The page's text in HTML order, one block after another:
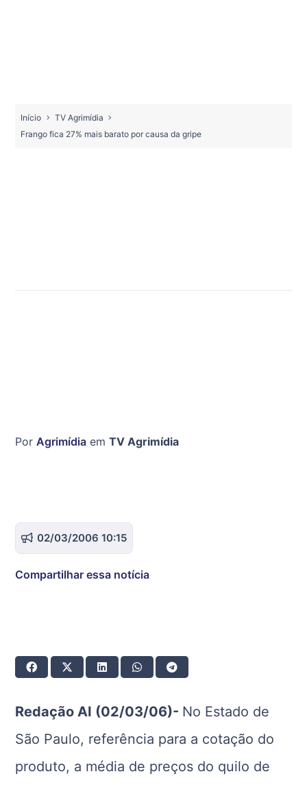
Início
TV Agrimídia
Frango fica 27% mais barato por causa da gripe
Por Agrimídia em TV Agrimídia
02/03/2006 10:15
Compartilhar essa notícia
Redação AI (02/03/06)- No Estado de
São Paulo, referência para a cotação do
produto, a média de preços do quilo de